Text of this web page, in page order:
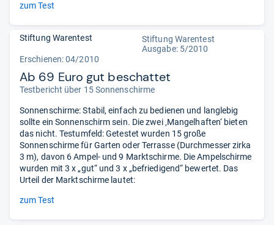
zum Test
Stiftung Warentest
Stiftung Warentest
Ausgabe: 5/2010
Erschienen: 04/2010
Ab 69 Euro gut beschattet
Testbericht über 15 Sonnenschirme
Sonnenschirme: Stabil, einfach zu bedienen und langlebig
sollte ein Sonnenschirm sein. Die zwei ‚Mangelhaften‘ bieten
das nicht. Testumfeld: Getestet wurden 15 große
Sonnenschirme für Garten oder Terrasse (Durchmesser zirka
3 m), davon 6 Ampel- und 9 Marktschirme. Die Ampelschirme
wurden mit 3 x „gut“ und 3 x „befriedigend“ bewertet. Das
Urteil der Marktschirme lautet:
zum Test